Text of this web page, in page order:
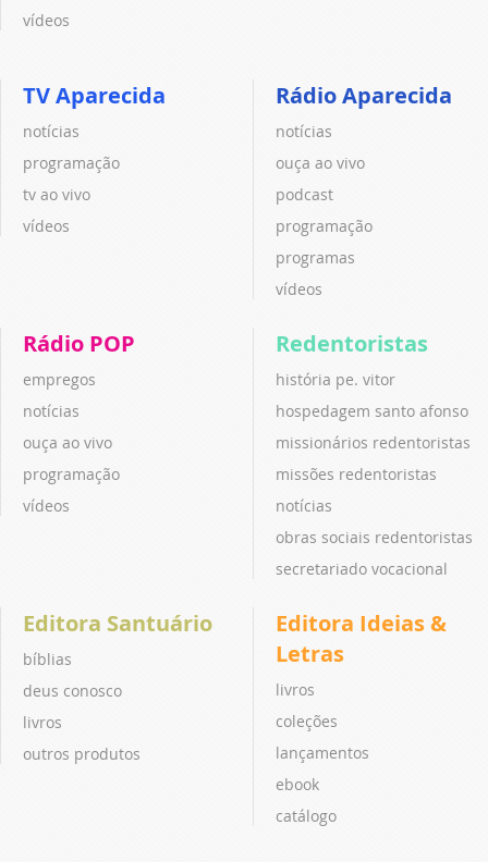
vídeos
TV Aparecida
notícias
programação
tv ao vivo
vídeos
Rádio Aparecida
notícias
ouça ao vivo
podcast
programação
programas
vídeos
Rádio POP
empregos
notícias
ouça ao vivo
programação
vídeos
Redentoristas
história pe. vitor
hospedagem santo afonso
missionários redentoristas
missões redentoristas
notícias
obras sociais redentoristas
secretariado vocacional
Editora Santuário
bíblias
deus conosco
livros
outros produtos
Editora Ideias &
Letras
livros
coleções
lançamentos
ebook
catálogo